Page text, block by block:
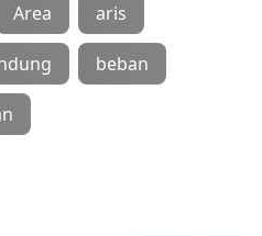
Area aris
beban